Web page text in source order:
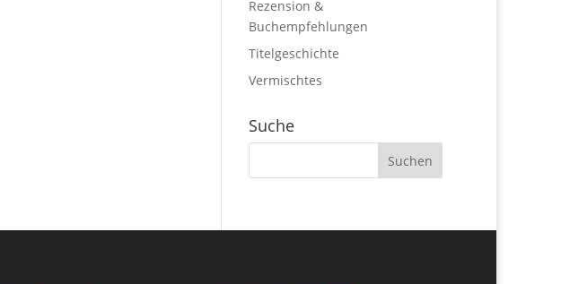
Rezension &
Buchempfehlungen
Titelgeschichte
Vermischtes
Suche